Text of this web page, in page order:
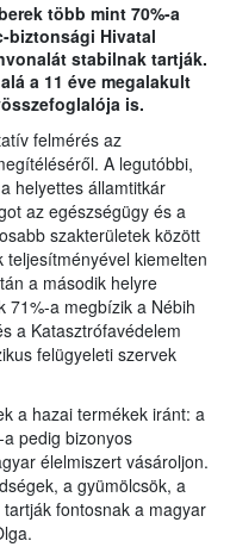
több mint 70%-a
biztonsági Hivatal
stabilnak tartják.
a 11 éve megalakult
is.
felmérés az
A legutóbbi,
helyettes államtitkár
az egészségügy és a
szakterületek között
kiemelten
a második helyre
71%-a megbízik a Nébih
a Katasztrófavédelem
felügyeleti szervek
a hazai termékek iránt: a
pedig bizonyos
élelmiszert vásároljon.
a gyümölcsök, a
fontosnak a magyar